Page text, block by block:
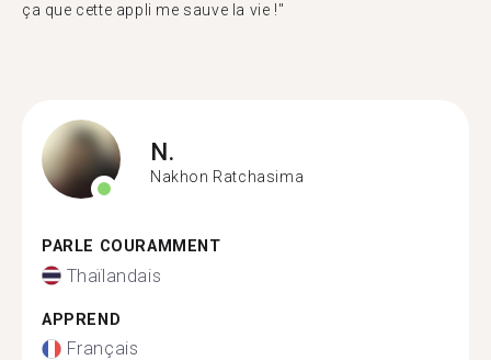
ça que cette appli me sauve la vie !"
N.
Nakhon Ratchasima
PARLE COURAMMENT
Thaïlandais
APPREND
Français